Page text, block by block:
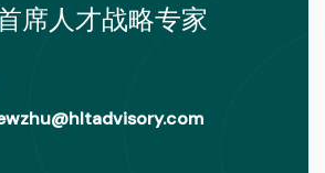
席人才战略专家